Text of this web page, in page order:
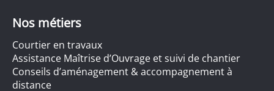
Nos métiers
Courtier en travaux
Assistance Maîtrise d’Ouvrage et suivi de chantier
Conseils d’aménagement & accompagnement à
distance